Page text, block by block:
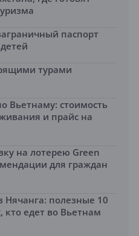
паспорт
турами
Вьетнаму: стоимость
и прайс на
на лотерею Green
для граждан
Нячанга: полезные 10
кто едет во Вьетнам